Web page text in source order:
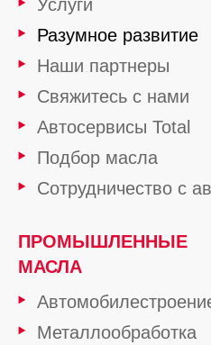
Услуги
Разумное развитие
Наши партнеры
Свяжитесь с нами
Автосервисы Total
Подбор масла
Сотрудничество с
ПРОМЫШЛЕННЫЕ
МАСЛА
Металлообработка